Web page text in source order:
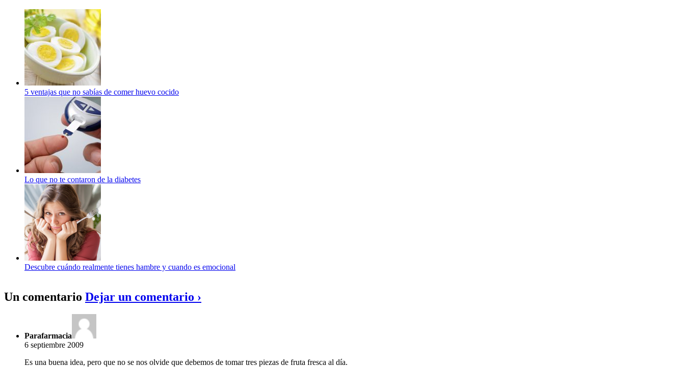
5 ventajas que no sabías de comer huevo cocido
Lo que no te contaron de la diabetes
Descubre cuándo realmente tienes hambre y cuando es emocional
Un comentario Dejar un comentario ›
Parafarmacia
6 septiembre 2009
Es una buena idea, pero que no se nos olvide que debemos de tomar tres piezas de fruta fresca al día.